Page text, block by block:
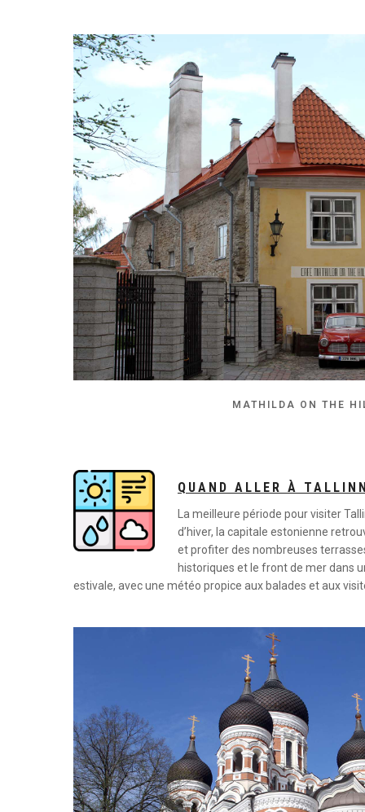
MATHILDA ON THE
QUAND ALLER À
La meilleure période pour visiter
d’hiver, la capitale estonienne
et profiter des nombreuses
historiques et le front de mer dans
estivale, avec une météo propice aux balades et aux